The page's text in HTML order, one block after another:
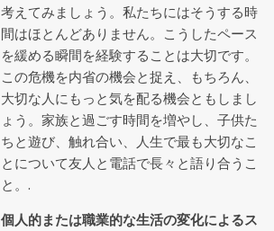
考えてみましょう。私たちにはそうする時
間はほとんどありません。こうしたペース
を緩める瞬間を経験することは大切です。
この危機を内省の機会と捉え、もちろん、
大切な人にもっと気を配る機会ともしまし
ょう。家族と過ごす時間を増やし、子供た
ちと遊び、触れ合い、人生で最も大切なこ
とについて友人と電話で長々と語り合うこ
と。.
個人的または職業的な生活の変化によるス